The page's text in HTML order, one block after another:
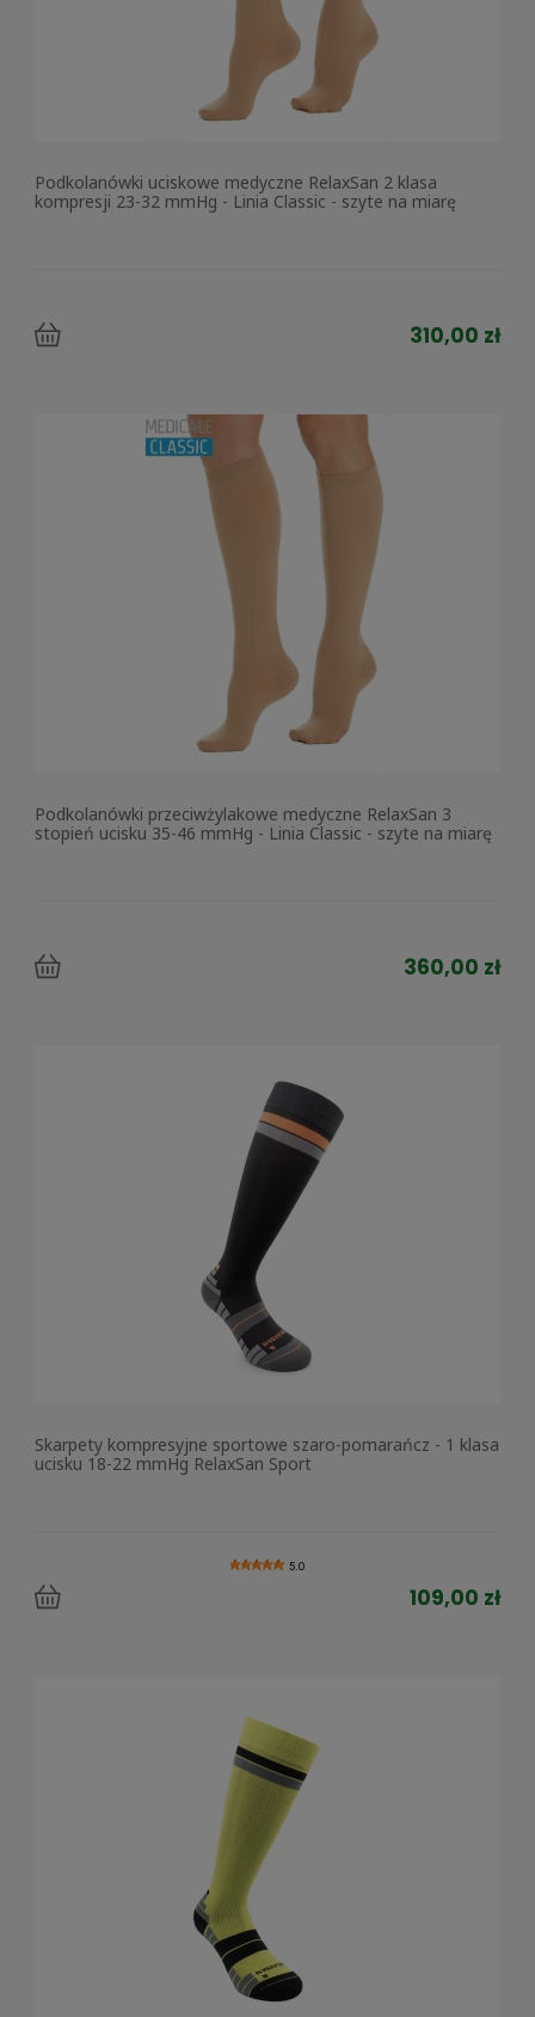
Podkolanówki uciskowe medyczne RelaxSan 2 klasa
kompresji 23-32 mmHg - Linia Classic - szyte na miarę
310,00 zł
Podkolanówki przeciwżylakowe medyczne RelaxSan 3
stopień ucisku 35-46 mmHg - Linia Classic - szyte na miarę
360,00 zł
Skarpety kompresyjne sportowe szaro-pomarańcz - 1 klasa
ucisku 18-22 mmHg RelaxSan Sport
5.0
109,00 zł